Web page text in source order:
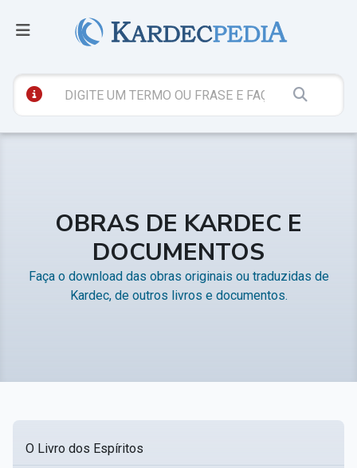
OBRAS DE KARDEC E
DOCUMENTOS
Faça o download das obras originais ou traduzidas de
Kardec, de outros livros e documentos.
O Livro dos Espíritos